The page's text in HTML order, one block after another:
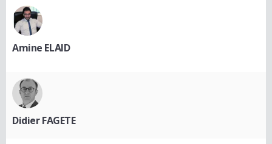
Amine ELAID
Didier FAGETE